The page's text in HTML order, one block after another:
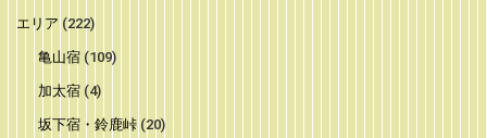
エリア (222)
亀山宿(109)
加太宿(4)
坂下宿・鈴鹿峠(20)